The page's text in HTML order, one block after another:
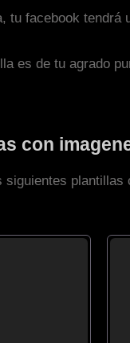
tu facebook
es de tu agrado
con
siguientes